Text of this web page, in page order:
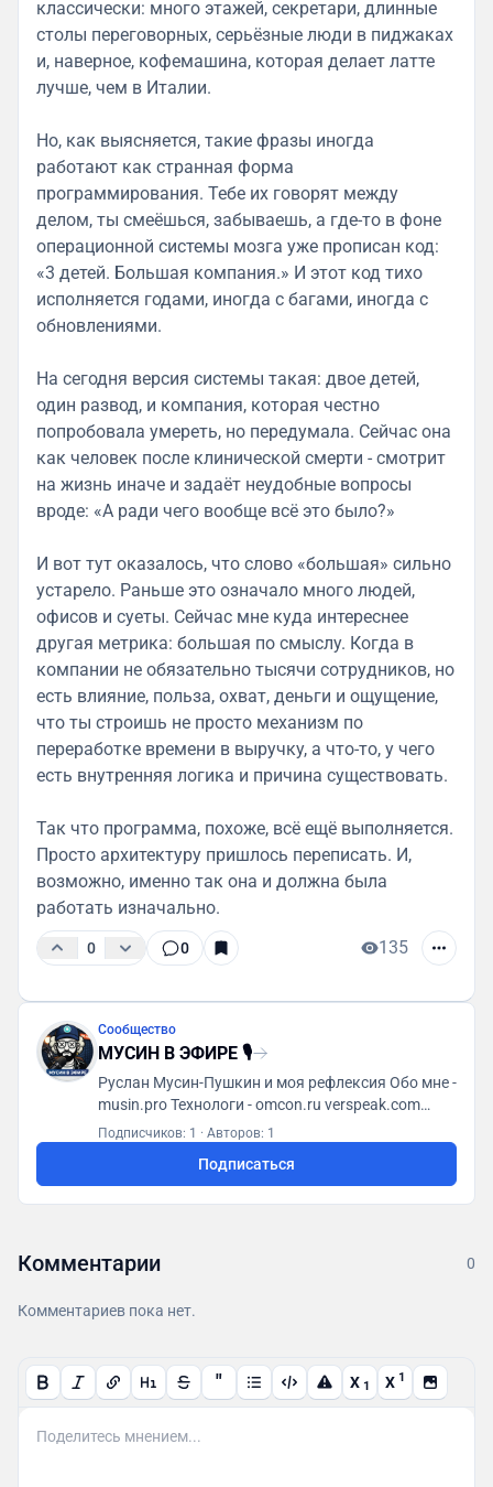
классически: много этажей, секретари, длинные
столы переговорных, серьёзные люди в пиджаках
и, наверное, кофемашина, которая делает латте
лучше, чем в Италии.
Но, как выясняется, такие фразы иногда
работают как странная форма
программирования. Тебе их говорят между
делом, ты смеёшься, забываешь, а где-то в фоне
операционной системы мозга уже прописан код:
«3 детей. Большая компания.» И этот код тихо
исполняется годами, иногда с багами, иногда с
обновлениями.
На сегодня версия системы такая: двое детей,
один развод, и компания, которая честно
попробовала умереть, но передумала. Сейчас она
как человек после клинической смерти - смотрит
на жизнь иначе и задаёт неудобные вопросы
вроде: «А ради чего вообще всё это было?»
И вот тут оказалось, что слово «большая» сильно
устарело. Раньше это означало много людей,
офисов и суеты. Сейчас мне куда интереснее
другая метрика: большая по смыслу. Когда в
компании не обязательно тысячи сотрудников, но
есть влияние, польза, охват, деньги и ощущение,
что ты строишь не просто механизм по
переработке времени в выручку, а что-то, у чего
есть внутренняя логика и причина существовать.
Так что программа, похоже, всё ещё выполняется.
Просто архитектуру пришлось переписать. И,
возможно, именно так она и должна была
работать изначально.
0 0 135
Сообщество
МУСИН В ЭФИРЕ 🎙
Руслан Мусин-Пушкин и моя рефлексия Обо мне -
musin.pro Технологи - omcon.ru verspeak.com
Мусин (яп. 無心) - t.me/MusinMind
Подписчиков: 1 · Авторов: 1
Подписаться
Комментарии 0
Комментариев пока нет.
" X 1 X 1